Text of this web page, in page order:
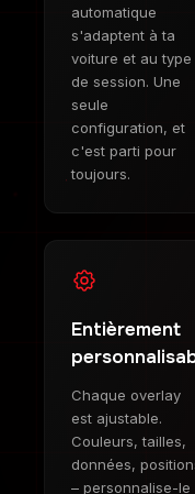
automatique
s'adaptent à ta
voiture et au type
de session. Une
seule
configuration, et
c'est parti pour
toujours.
Entièrement
Chaque overlay
est ajustable.
Couleurs, tailles,
données,
– personnalise-le